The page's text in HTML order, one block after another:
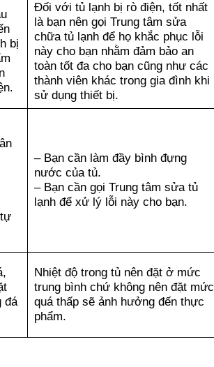
bị
Đối với tủ lạnh bị rò điện, tốt nhất
là bạn nên gọi Trung tâm sửa
chữa tủ lạnh để họ khắc phục lỗi
này cho bạn nhằm đảm bảo an
toàn tốt đa cho bạn cũng như các
thành viên khác trong gia đình khi
sử dụng thiết bị.
– Bạn cần làm đầy bình đựng
nước của tủ.
– Bạn cần gọi Trung tâm sửa tủ
lạnh để xử lý lỗi này cho bạn.
đá
Nhiệt độ trong tủ nên đặt ở mức
trung bình chứ không nên đặt mức
quá thấp sẽ ảnh hưởng đến thực
phẩm.